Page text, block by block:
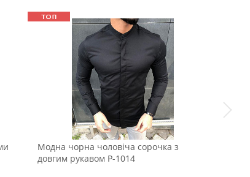
Модна чорна чоловіча сорочка з
довгим рукавом Р-1014